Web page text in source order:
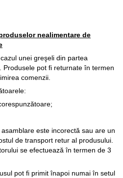
nealimentare de
unei greşeli din partea
Produsele pot fi returnate în termen
comenzii.
este incorectă sau are un
de transport retur al produsului.
se efectuează în termen de 3
pot fi primit înapoi numai în setul